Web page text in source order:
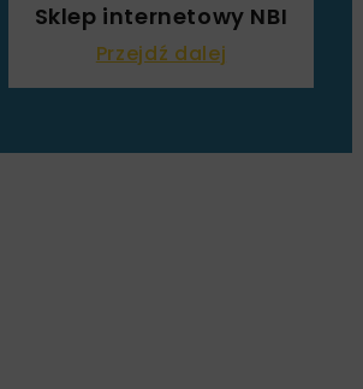
Sklep internetowy NBI
Przejdź dalej